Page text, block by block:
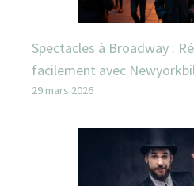
Spectacles à Broadway :
facilement avec
29 mars 2026